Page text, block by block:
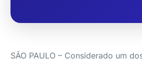
SÃO PAULO – Considerado um